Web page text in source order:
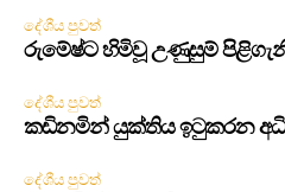
දේශීය පුවත්
රුමේෂ්ට හිමිවූ උණුසුම්
දේශීය පුවත්
කඩිනමින් යුක්තිය ඉටුකරන
දේශීය පුවත්